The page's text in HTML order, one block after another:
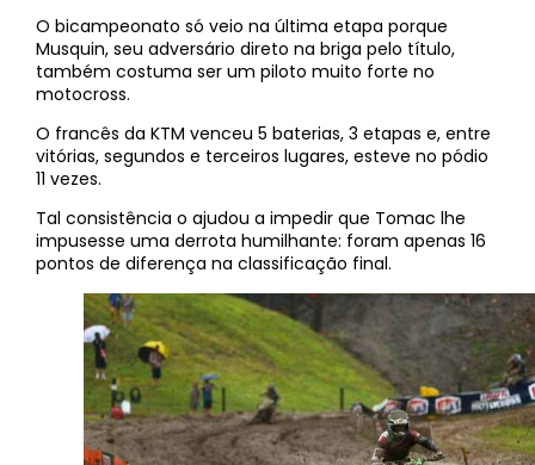
O bicampeonato só veio na última etapa porque
Musquin, seu adversário direto na briga pelo título,
também costuma ser um piloto muito forte no
motocross.
O francês da KTM venceu 5 baterias, 3 etapas e, entre
vitórias, segundos e terceiros lugares, esteve no pódio
11 vezes.
Tal consistência o ajudou a impedir que Tomac lhe
impusesse uma derrota humilhante: foram apenas 16
pontos de diferença na classificação final.